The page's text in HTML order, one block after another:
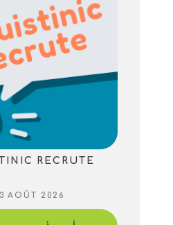
RECRUTE
PUBLIÉ
3 AOÛT 2026